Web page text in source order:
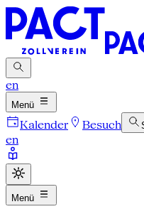
en
Menü
Kalender Besuch
en
Menü